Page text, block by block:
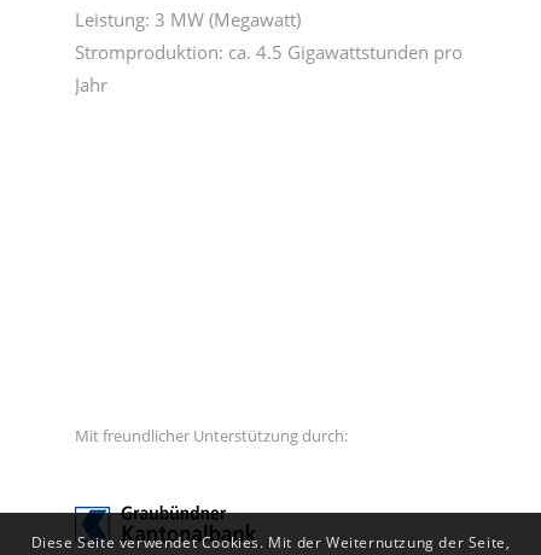
Leistung: 3 MW (Megawatt)
Stromproduktion: ca. 4.5 Gigawattstunden pro
Jahr
Mit freundlicher Unterstützung durch:
Diese Seite verwendet Cookies. Mit der Weiternutzung der Seite,